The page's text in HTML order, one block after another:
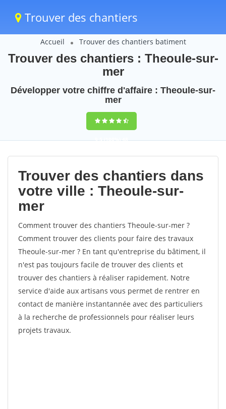
Trouver des chantiers
Accueil Trouver des chantiers batiment
Trouver des chantiers : Theoule-sur-
mer
Développer votre chiffre d'affaire : Theoule-sur-
mer
9,5(100%)48
votes
Trouver des chantiers dans
votre ville : Theoule-sur-
mer
Comment trouver des chantiers Theoule-sur-mer ?
Comment trouver des clients pour faire des travaux
Theoule-sur-mer ? En tant qu'entreprise du bâtiment, il
n'est pas toujours facile de trouver des clients et
trouver des chantiers à réaliser rapidement. Notre
service d'aide aux artisans vous permet de rentrer en
contact de manière instantannée avec des particuliers
à la recherche de professionnels pour réaliser leurs
projets travaux.